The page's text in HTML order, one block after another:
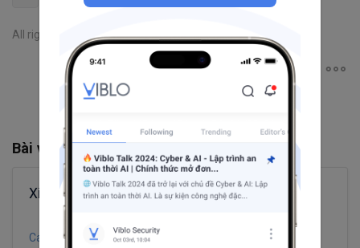
All rights reserved
Bài viết liên quan
Xin Đừng Ngáo AI...
Cao Minh Ngoc